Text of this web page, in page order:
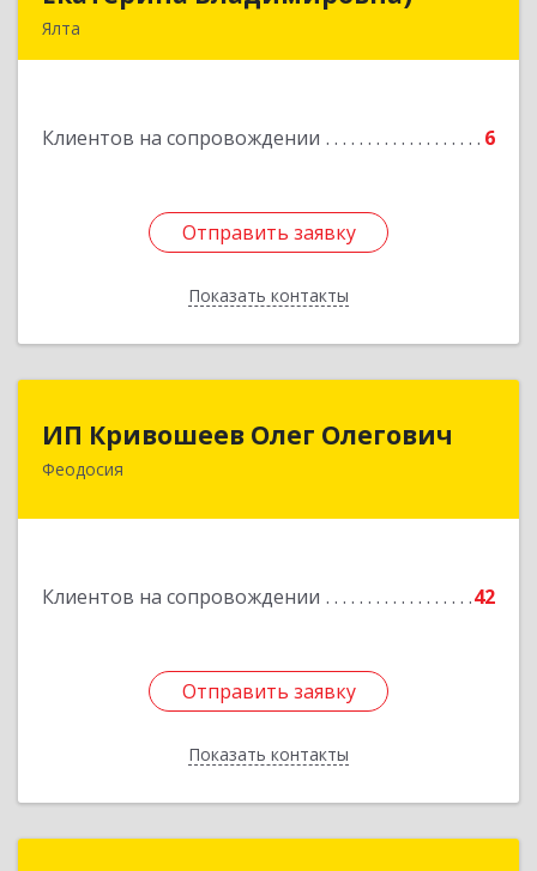
Ялта
Клиентов на сопровождении 6
Отправить заявку
Показать контакты
Отправить заявку
Назад
ИП Кривошеев Олег Олегович
Феодосия
Клиентов на сопровождении 42
Отправить заявку
Показать контакты
Отправить заявку
Назад